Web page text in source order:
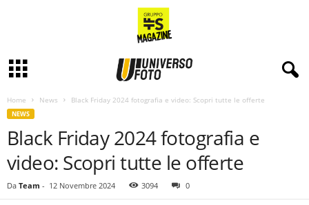
Home News Black Friday 2024 fotografia e video: Scopri tutte le offerte
NEWS
Black Friday 2024 fotografia e
video: Scopri tutte le offerte
Da Team - 12 Novembre 2024 3094 0